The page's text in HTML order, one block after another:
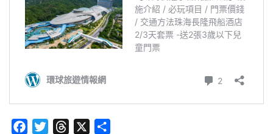
FacebookTwitterThreads